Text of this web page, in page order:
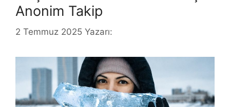
Anonim Takip
2 Temmuz 2025 Yazarı: